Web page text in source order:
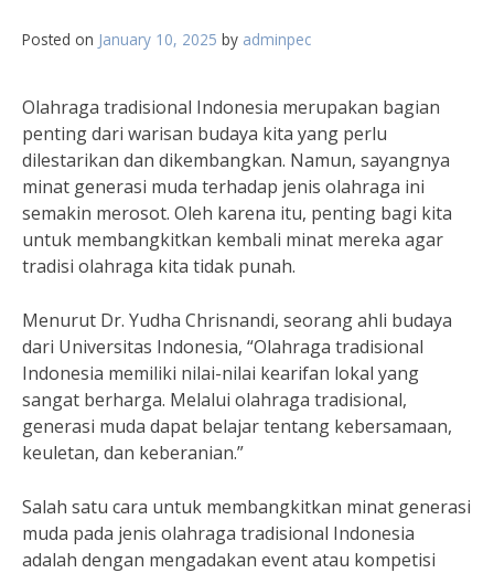
Posted on January 10, 2025 by adminpec
Olahraga tradisional Indonesia merupakan bagian
penting dari warisan budaya kita yang perlu
dilestarikan dan dikembangkan. Namun, sayangnya
minat generasi muda terhadap jenis olahraga ini
semakin merosot. Oleh karena itu, penting bagi kita
untuk membangkitkan kembali minat mereka agar
tradisi olahraga kita tidak punah.
Menurut Dr. Yudha Chrisnandi, seorang ahli budaya
dari Universitas Indonesia, “Olahraga tradisional
Indonesia memiliki nilai-nilai kearifan lokal yang
sangat berharga. Melalui olahraga tradisional,
generasi muda dapat belajar tentang kebersamaan,
keuletan, dan keberanian.”
Salah satu cara untuk membangkitkan minat generasi
muda pada jenis olahraga tradisional Indonesia
adalah dengan mengadakan event atau kompetisi